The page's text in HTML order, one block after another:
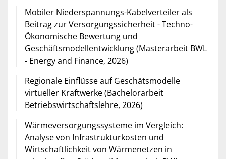
Mobiler Niederspannungs-Kabelverteiler als
Beitrag zur Versorgungssicherheit - Techno-
Ökonomische Bewertung und
Geschäftsmodellentwicklung (Masterarbeit BWL
- Energy and Finance, 2026)
Regionale Einflüsse auf Geschätsmodelle
virtueller Kraftwerke (Bachelorarbeit
Betriebswirtschaftslehre, 2026)
Wärmeversorgungssysteme im Vergleich:
Analyse von Infrastrukturkosten und
Wirtschaftlichkeit von Wärmenetzen in